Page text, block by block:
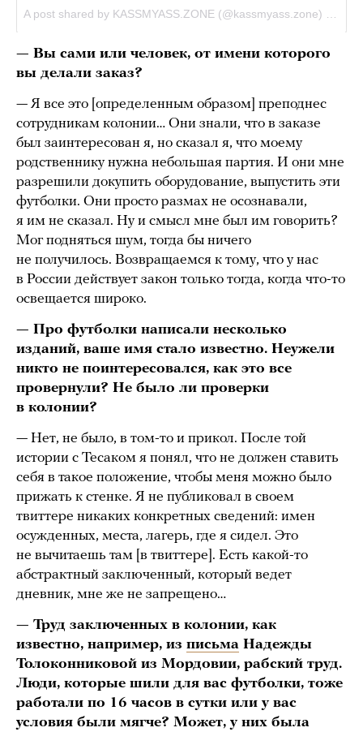
— Вы сами или человек, от имени которого
вы делали заказ?
— Я все это [определенным образом] преподнес
сотрудникам колонии… Они знали, что в заказе
был заинтересован я, но сказал я, что моему
родственнику нужна небольшая партия. И они мне
разрешили докупить оборудование, выпустить эти
футболки. Они просто размах не осознавали,
я им не сказал. Ну и смысл мне был им говорить?
Мог подняться шум, тогда бы ничего
не получилось. Возвращаемся к тому, что у нас
в России действует закон только тогда, когда что-то
освещается широко.
— Про футболки написали несколько
изданий, ваше имя стало известно. Неужели
никто не поинтересовался, как это все
провернули? Не было ли проверки
в колонии?
— Нет, не было, в том-то и прикол. После той
истории с Тесаком я понял, что не должен ставить
себя в такое положение, чтобы меня можно было
прижать к стенке. Я не публиковал в своем
твиттере никаких конкретных сведений: имен
осужденных, места, лагерь, где я сидел. Это
не вычитаешь там [в твиттере]. Есть какой-то
абстрактный заключенный, который ведет
дневник, мне же не запрещено…
— Труд заключенных в колонии, как
известно, например, из письма Надежды
Толоконниковой из Мордовии, рабский труд.
Люди, которые шили для вас футболки, тоже
работали по 16 часов в сутки или у вас
условия были мягче? Может, у них была